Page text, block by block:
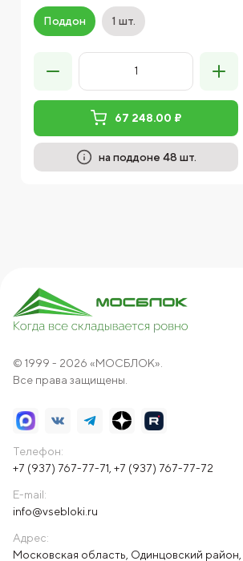
Поддон 1 шт.
67 248.00 ₽
на поддоне 48 шт.
© 1999 - 2026 «МОСБЛОК».
Все права защищены.
Телефон:
+7 (937) 767-77-71 +7 (937) 767-77-72
E-mail:
info@vsebloki.ru
Адрес:
Московская область, Одинцовский